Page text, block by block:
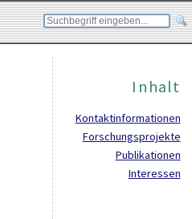
Inhalt
Kontaktinformationen
Forschungsprojekte
Publikationen
Interessen